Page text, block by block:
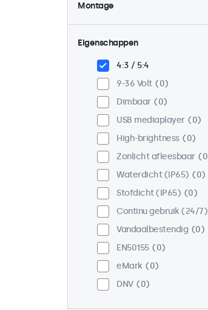
Montage
Desktop
0
Wand
Panel mount
Inbouw
0
Rackmontage (19 inch)
VESA 75 x 75
VESA 100 x 100
0
Eigenschappen
4:3 / 5:4
9-36 Volt
0
Dimbaar
0
USB mediaplayer
0
High-brightness
0
Zonlicht afleesbaar
0
Waterdicht (IP65)
0
Stofdicht (IP65)
0
Continu gebruik (24/7)
Vandaalbestendig
0
EN50155
0
eMark
0
DNV
0